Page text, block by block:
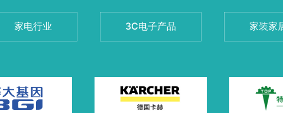
家电行业 3C电子产品 家装家